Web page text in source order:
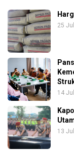
25
14
13